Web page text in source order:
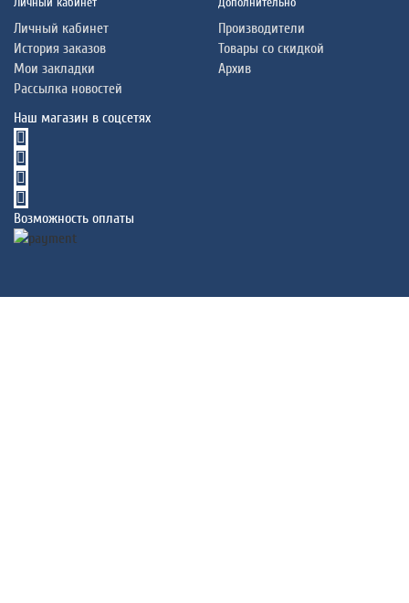
Личный кабинет
История заказов
Мои закладки
Рассылка новостей
Производители
Товары со скидкой
Архив
Наш магазин в соцсетях
Возможность оплаты